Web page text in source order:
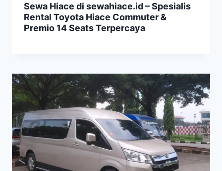
Sewa Hiace di sewahiace.id – Spesialis
Rental Toyota Hiace Commuter &
Premio 14 Seats Terpercaya